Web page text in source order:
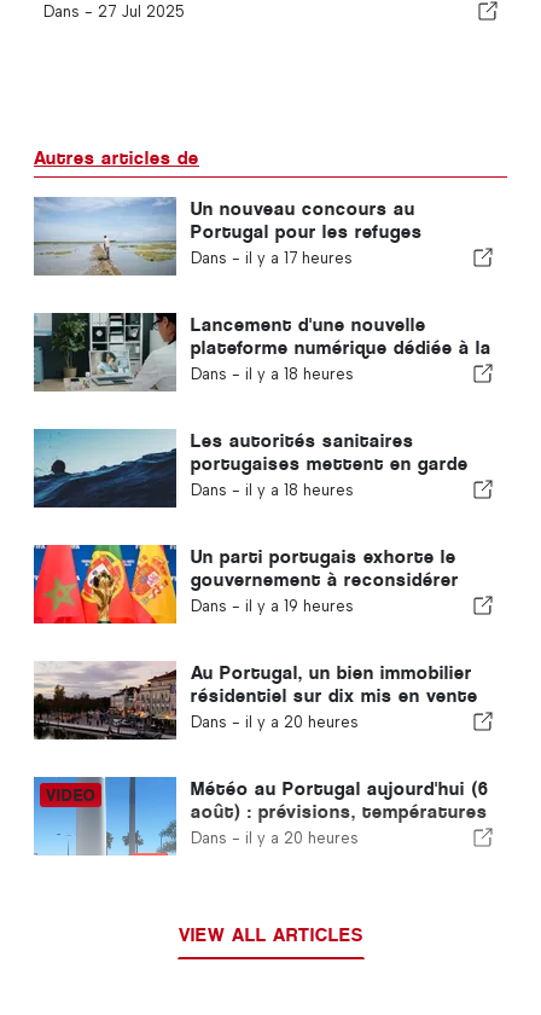
Dans - 27 Jul 2025
Autres articles de
Un nouveau concours au
Portugal pour les refuges
climatiques
Dans - il y a 17 heures
Lancement d'une nouvelle
plateforme numérique dédiée à la
santé au Portugal
Dans - il y a 18 heures
Les autorités sanitaires
portugaises mettent en garde
contre les risques de noyade
Dans - il y a 18 heures
Un parti portugais exhorte le
gouvernement à reconsidérer
l'organisation de la Coupe du
Dans - il y a 19 heures
Au Portugal, un bien immobilier
résidentiel sur dix mis en vente
se vend en moins d'une semaine
Dans - il y a 20 heures
Météo au Portugal aujourd'hui (6
août) : prévisions, températures
et à quoi s'attendre
Dans - il y a 20 heures
VIEW ALL ARTICLES